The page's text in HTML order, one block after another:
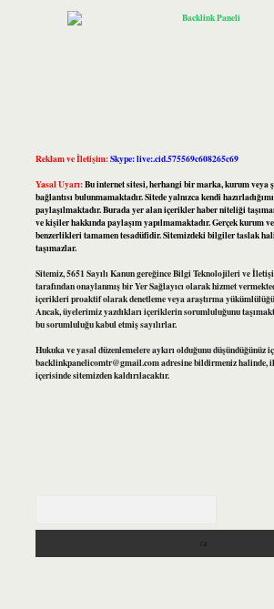
Reklam ve İletişim:Skype: live:.cid.575569c608265c69
Yasal Uyarı:Bu internet sitesi, herhangi bir marka, kurum veya
bağlantısı bulunmamaktadır. Sitede yalnızca kendi
paylaşılmaktadır. Burada yer alan içerikler haber niteliği
ve kişiler hakkında paylaşım yapılmamaktadır. Gerçek kurum
benzerlikleri tamamen tesadüfidir. Sitemizdeki bilgiler taslak
taşımazlar.
Sitemiz, 5651 Sayılı Kanun gereğince Bilgi Teknolojileri ve
tarafından onaylanmış bir Yer Sağlayıcı olarak hizmet
içerikleri proaktif olarak denetleme veya araştırma
Ancak, üyelerimiz yazdıkları içeriklerin sorumluluğunu
bu sorumluluğu kabul etmiş sayılırlar.
Hukuka ve yasal düzenlemelere aykırı olduğunu düşündüğünüz
backlinkpanelicomtr@gmail.comadresine bildirmeniz halinde,
içerisinde sitemizden kaldırılacaktır.